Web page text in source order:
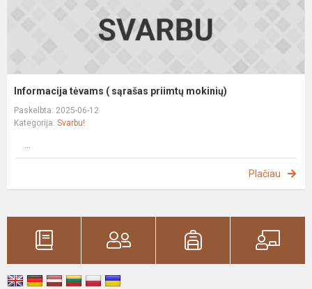
Informacija tėvams ( sąrašas priimtų mokinių)
Paskelbta: 2025-06-12
Kategorija: Svarbu!
Plačiau